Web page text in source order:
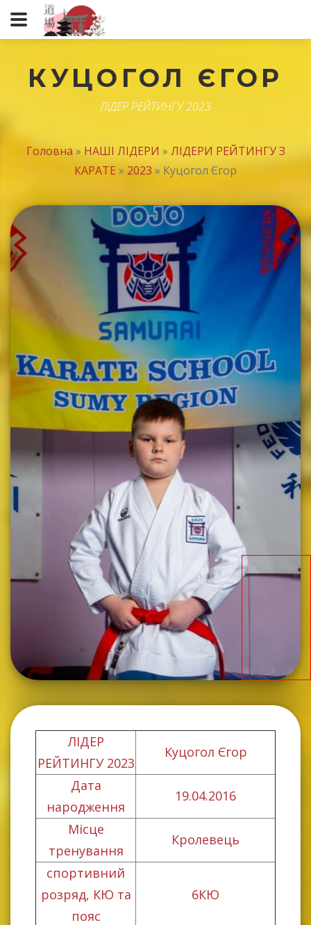
КУЦОГОЛ ЄГОР
ЛІДЕР РЕЙТИНГУ 2023
Головна» НАШІ ЛІДЕРИ » ЛІДЕРИ РЕЙТИНГУ З
КАРАТЕ» 2023 » Куцогол Єгор
ЛІДЕР
РЕЙТИНГУ 2023
Куцогол Єгор
Дата
народження
19.04.2016
Місце
тренування
Кролевець
спортивний
розряд, КЮ та
пояс
6КЮ